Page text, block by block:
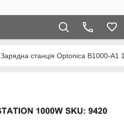
Зарядна станція Optonica B1000-